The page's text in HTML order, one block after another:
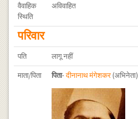
वैवाहिक
स्थिति
अविवाहित
परिवार
पति लागू नहीं
माता/पिता पिता-दीनानाथ मंगेशकर(अभिनेता)